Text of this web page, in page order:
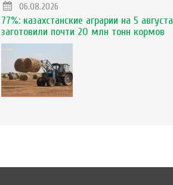
06.08.2026
77%: казахстанские аграрии на 5 августа
заготовили почти 20 млн тонн кормов